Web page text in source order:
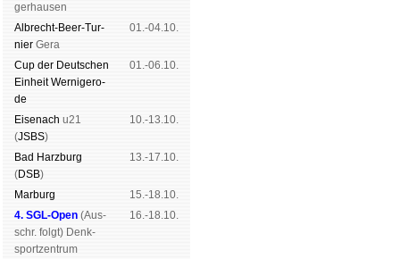
ger­hau­sen
Albrecht-Beer-Tur­
nier Ge­ra
01.-04.10.
Cup der Deut­schen
Ein­heit Wer­ni­ge­ro­
de
01.-06.10.
Eise­nach u21
(JSBS)
10.-13.10.
Bad Harz­burg
(DSB)
13.-17.10.
Mar­burg
15.-18.10.
4. SGL-Open (Aus­
schr. folgt) Denk­
sport­zen­trum
16.-18.10.